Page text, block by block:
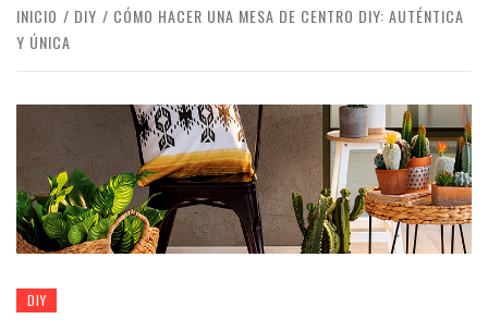
INICIO DIY
CÓMO HACER UNA MESA DE CENTRO DIY: AUTÉNTICA
Y ÚNICA
DIY